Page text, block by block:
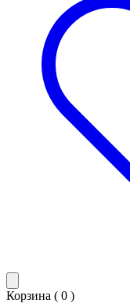
Корзина ( 0 )